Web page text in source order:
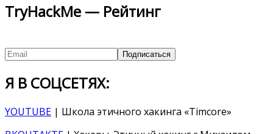
TryHackMe — Рейтинг
Я В СОЦСЕТЯХ:
YOUTUBE | Школа этичного хакинга «Timcore»